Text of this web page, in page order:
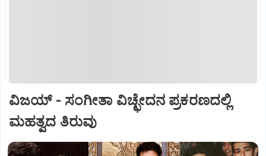
ವಿಜಯ್‌ - ಸಂಗೀತಾ ವಿಚ್ಛೇದನ ಪ್ರಕರಣದಲ್ಲಿ
ಮಹತ್ವದ ತಿರುವು